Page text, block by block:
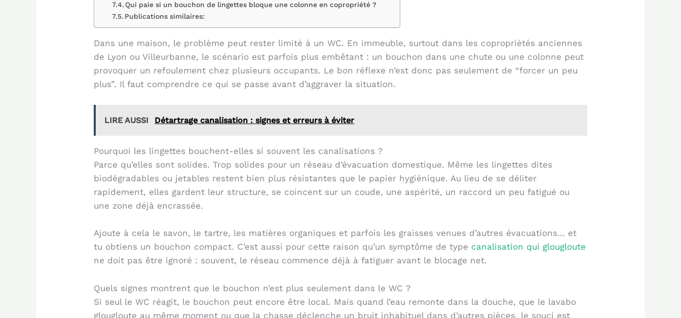
Qui paie si un bouchon de lingettes bloque une colonne en copropriété ?
Publications similaires:
Dans une maison, le problème peut rester limité à un WC. En immeuble, surtout dans les copropriétés anciennes
de Lyon ou Villeurbanne, le scénario est parfois plus embêtant : un bouchon dans une chute ou une colonne peut
provoquer un refoulement chez plusieurs occupants. Le bon réflexe n’est donc pas seulement de “forcer un peu
plus”. Il faut comprendre ce qui se passe avant d’aggraver la situation.
LIRE AUSSI Détartrage canalisation : signes et erreurs à éviter
Pourquoi les lingettes bouchent-elles si souvent les canalisations ?
Parce qu’elles sont solides. Trop solides pour un réseau d’évacuation domestique. Même les lingettes dites
biodégradables ou jetables restent bien plus résistantes que le papier hygiénique. Au lieu de se déliter
rapidement, elles gardent leur structure, se coincent sur un coude, une aspérité, un raccord un peu fatigué ou
une zone déjà encrassée.
Ajoute à cela le savon, le tartre, les matières organiques et parfois les graisses venues d’autres évacuations… et
tu obtiens un bouchon compact. C’est aussi pour cette raison qu’un symptôme de type canalisation qui glougloute
ne doit pas être ignoré : souvent, le réseau commence déjà à fatiguer avant le blocage net.
Quels signes montrent que le bouchon n’est plus seulement dans le WC ?
Si seul le WC réagit, le bouchon peut encore être local. Mais quand l’eau remonte dans la douche, que le lavabo
glougloute au même moment ou que la chasse déclenche un bruit inhabituel dans d’autres pièces, le souci est